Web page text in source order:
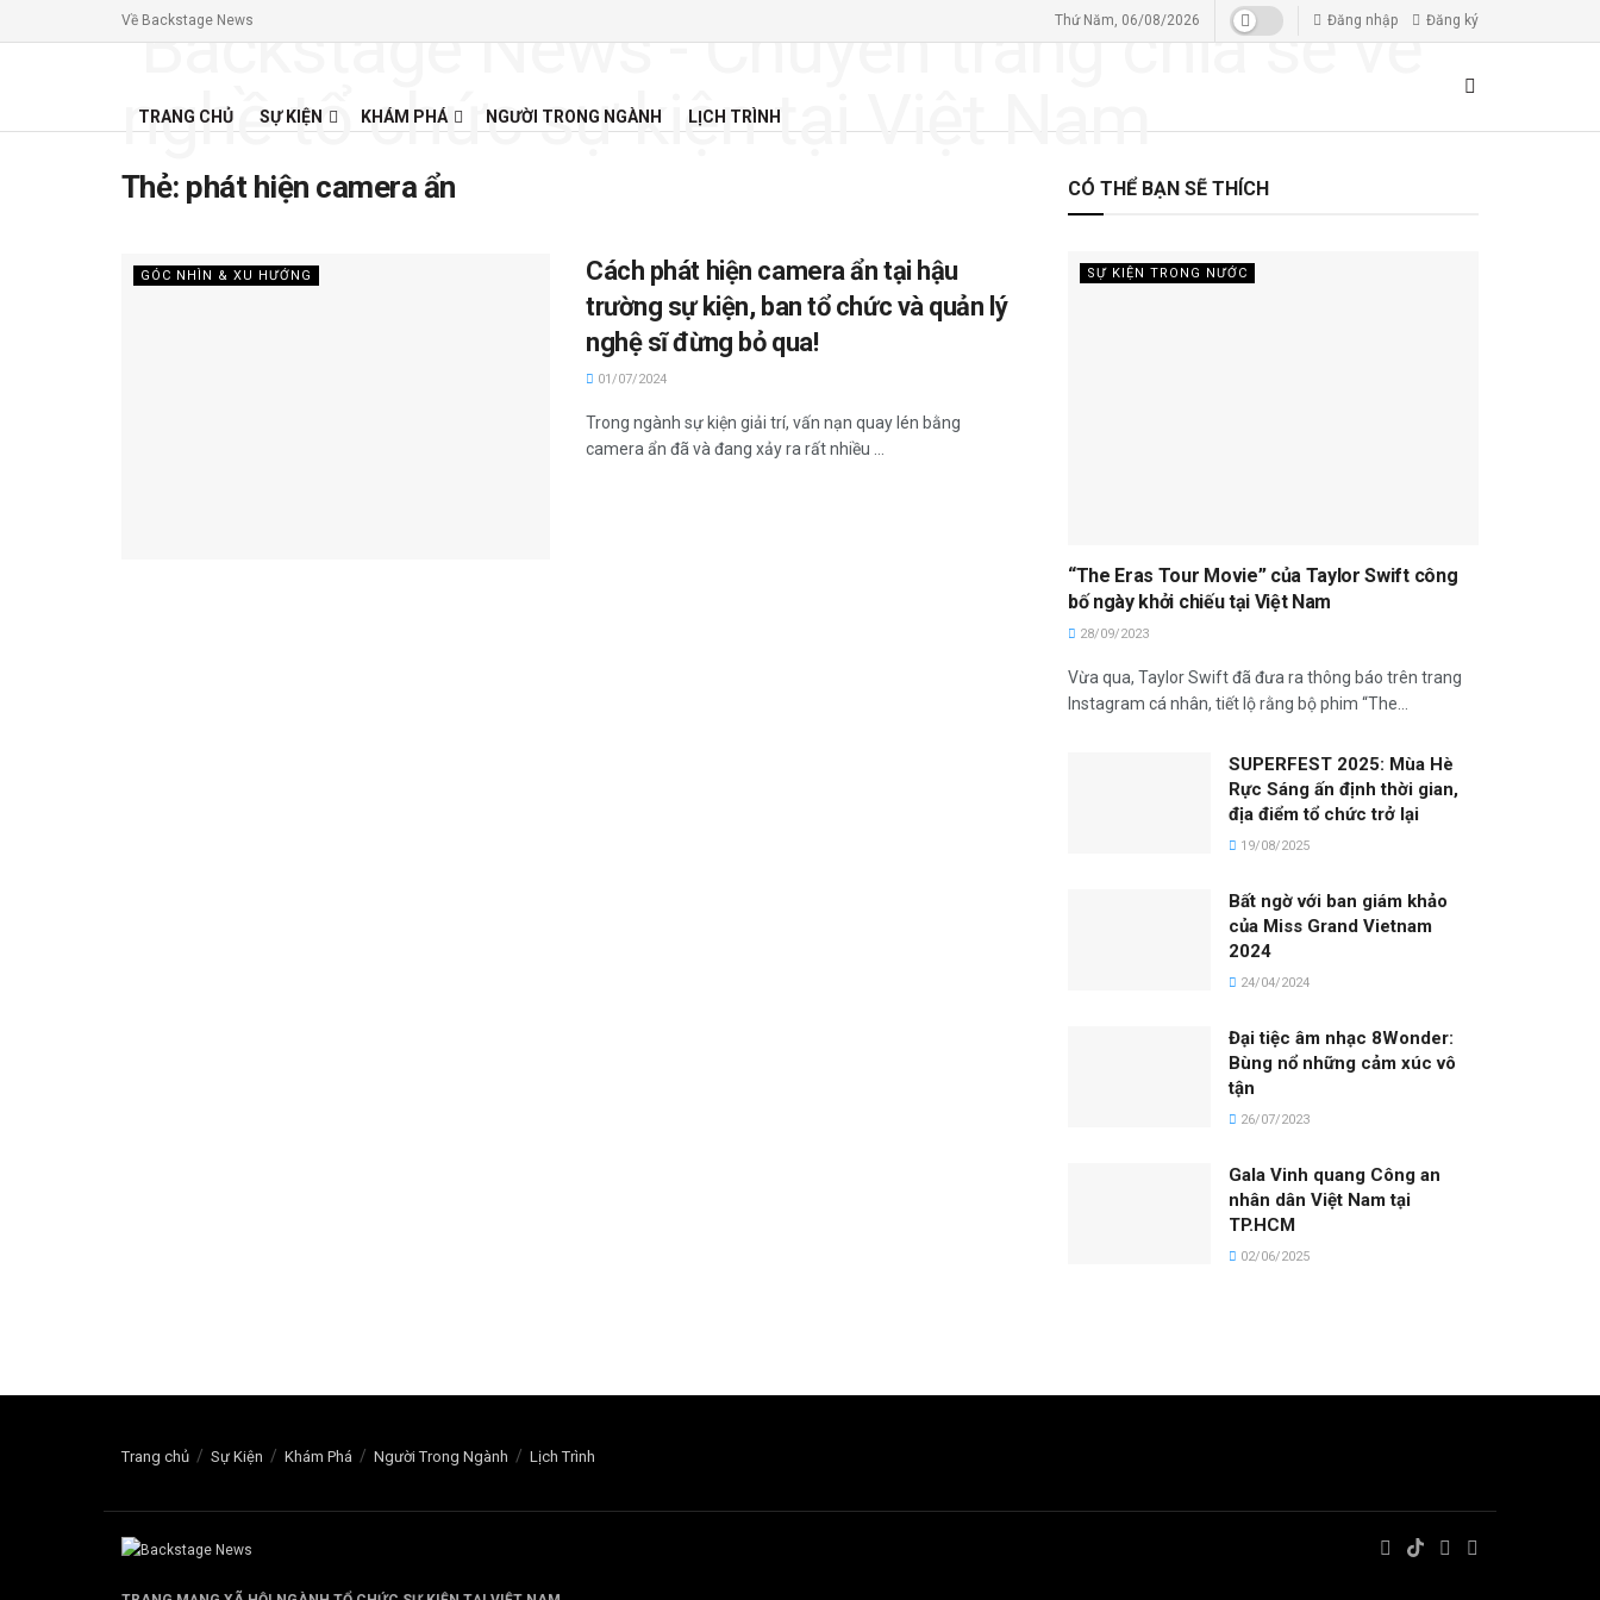
Về Backstage News Thứ Năm, 06/08/2026 Đăng nhập Đăng ký
TRANG CHỦ SỰ KIỆN KHÁM PHÁ NGƯỜI TRONG NGÀNH LỊCH TRÌNH
Thẻ: phát hiện camera ẩn
GÓC NHÌN & XU HƯỚNG
Cách phát hiện camera ẩn tại hậu
trường sự kiện, ban tổ chức và quản lý
nghệ sĩ đừng bỏ qua!
01/07/2024
Trong ngành sự kiện giải trí, vấn nạn quay lén bằng
camera ẩn đã và đang xảy ra rất nhiều ...
CÓ THỂ BẠN SẼ THÍCH
SỰ KIỆN TRONG NƯỚC
“The Eras Tour Movie” của Taylor Swift công
bố ngày khởi chiếu tại Việt Nam
28/09/2023
Vừa qua, Taylor Swift đã đưa ra thông báo trên trang
Instagram cá nhân, tiết lộ rằng bộ phim “The...
SUPERFEST 2025: Mùa Hè
Rực Sáng ấn định thời gian,
địa điểm tổ chức trở lại
19/08/2025
Bất ngờ với ban giám khảo
của Miss Grand Vietnam
2024
24/04/2024
Đại tiệc âm nhạc 8Wonder:
Bùng nổ những cảm xúc vô
tận
26/07/2023
Gala Vinh quang Công an
nhân dân Việt Nam tại
TP.HCM
02/06/2025
Trang chủ Sự Kiện Khám Phá Người Trong Ngành Lịch Trình